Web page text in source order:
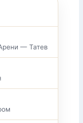
— Татев